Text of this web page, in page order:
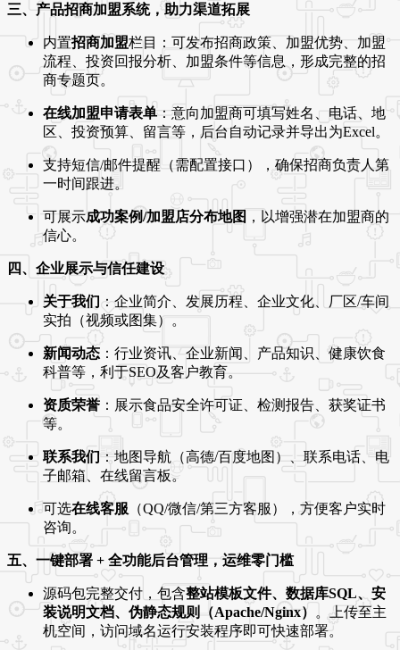
三、产品招商加盟系统，助力渠道拓展
内置招商加盟栏目：可发布招商政策、加盟优势、加盟
流程、投资回报分析、加盟条件等信息，形成完整的招
商专题页。
在线加盟申请表单：意向加盟商可填写姓名、电话、地
区、投资预算、留言等，后台自动记录并导出为Excel。
支持短信/邮件提醒（需配置接口），确保招商负责人第
一时间跟进。
可展示成功案例/加盟店分布地图 ，以增强潜在加盟商的
信心。
四、企业展示与信任建设
关于我们：企业简介、发展历程、企业文化、厂区/车间
实拍（视频或图集）。
新闻动态 ：行业资讯、企业新闻、产品知识、健康饮食
科普等，利于SEO及客户教育。
资质荣誉 ：展示食品安全许可证、检测报告、获奖证书
等。
联系我们：地图导航（高德/百度地图）、联系电话、电
子邮箱、在线留言板。
可选在线客服 （QQ/微信/第三方客服），方便客户实时
咨询。
五、一键部署 + 全功能后台管理，运维零门槛
源码包完整交付，包含整站模板文件、数据库SQL、安
装说明文档、伪静态规则（Apache/Nginx） 。上传至主
机空间，访问域名运行安装程序即可快速部署。